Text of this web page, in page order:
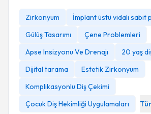
Zirkonyum
İmplant üstü vidalı
Gülüş Tasarımı
Çene Problemleri
Apse Insizyonu Ve Drenajı
20 yaş
Dijital tarama
Estetik Zirkonyum
Komplikasyonlu Diş Çekimi
Çocuk Diş Hekimliği Uygulamaları